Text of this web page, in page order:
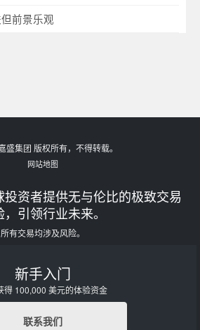
前景乐观
盛集团 版权所有，不得转载。
网站地图
资者提供无与伦比的极致交易
引领行业未来。
所有交易均涉及风险。
新手入门
得 100,000 美元的体验资金
联系我们